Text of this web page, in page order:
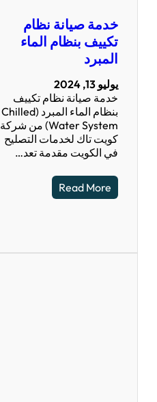
خدمة صيانة نظام
تكييف بنظام الماء
المبرد
يوليو 13, 2024
خدمة صيانة نظام تكييف
بنظام الماء المبرد (Chilled
Water System) من شركة
كويت تاك لخدمات التصليح
في الكويت مقدمة تعد…
Read More